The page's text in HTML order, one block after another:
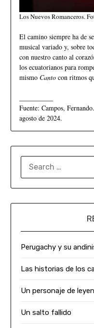
Los Nuevos Romanceros.
El camino siempre ha de
musical variado y, sobre
con nuestro canto al
los ecuatorianos para
mismo Cantocon ritmos
Fuente: Campos,
agosto de 2024.
Perugachy y su
Las historias de los
Un personaje de
Un salto fallido